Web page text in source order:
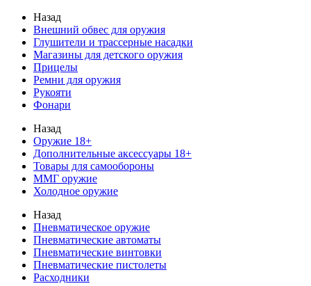
Назад
Внешний обвес для оружия
Глушители и трассерные насадки
Магазины для детского оружия
Прицелы
Ремни для оружия
Рукояти
Фонари
Назад
Оружие 18+
Дополнительные аксессуары 18+
Товары для самообороны
ММГ оружие
Холодное оружие
Назад
Пневматическое оружие
Пневматические автоматы
Пневматические винтовки
Пневматические пистолеты
Расходники